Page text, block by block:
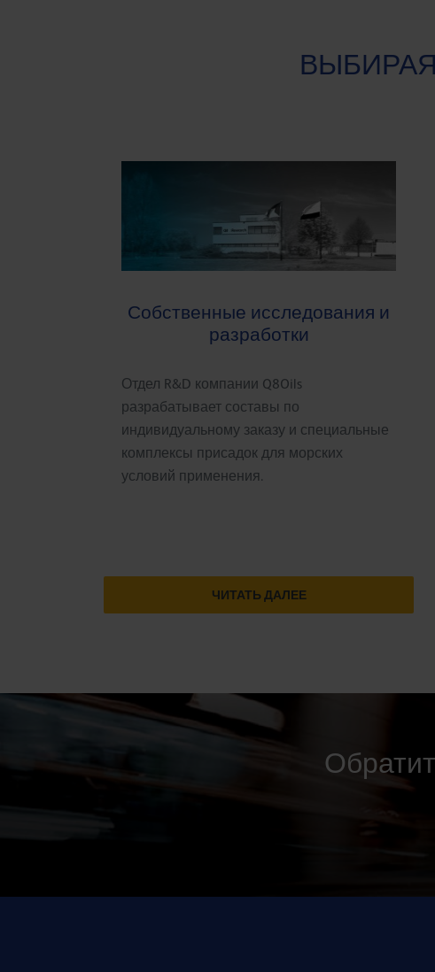
ВЫБИРАЯ
Собственные исследования и
разработки
Отдел R&D компании Q8Oils
разрабатывает составы по
индивидуальному заказу и специальные
комплексы присадок для морских
условий применения.
ЧИТАТЬ ДАЛЕЕ